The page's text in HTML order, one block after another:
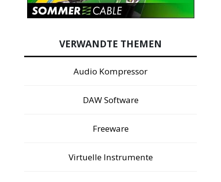
VERWANDTE THEMEN
Audio Kompressor
DAW Software
Freeware
Virtuelle Instrumente